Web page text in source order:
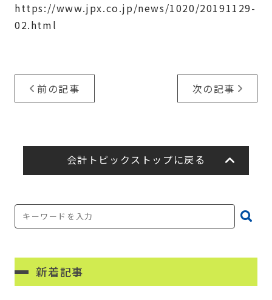
https://www.jpx.co.jp/news/1020/20191129-
02.html
前の記事 次の記事
会計トピックストップに戻る
新着記事